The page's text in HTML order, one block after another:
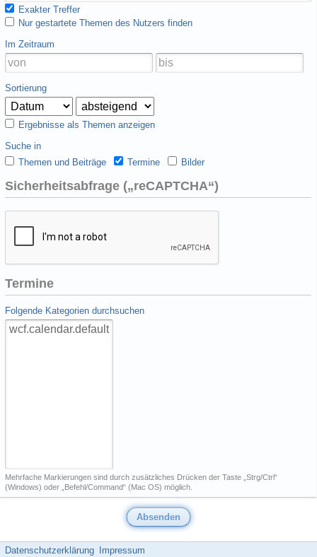
Exakter Treffer
Nur gestartete Themen des Nutzers finden
Im Zeitraum
Sortierung
Ergebnisse als Themen anzeigen
Suche in
Themen und Beiträge
Termine Bilder
Sicherheitsabfrage („reCAPTCHA“)
Termine
Folgende Kategorien durchsuchen
Mehrfache Markierungen sind durch zusätzliches Drücken der Taste „Strg/Ctrl“
(Windows) oder „Befehl/Command“ (Mac OS) möglich.
Datenschutzerklärung Impressum